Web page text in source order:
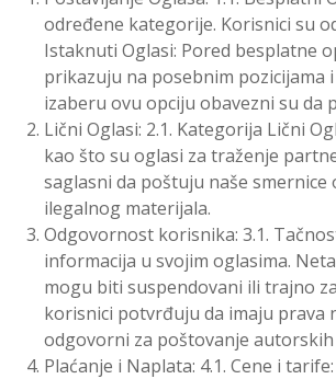
određene kategorije. Korisnici su
Istaknuti Oglasi: Pored besplatne
prikazuju na posebnim pozicijama
izaberu ovu opciju obavezni su da
Lični Oglasi: 2.1. Kategorija Lični
kao što su oglasi za traženje
saglasni da poštuju naše
ilegalnog materijala.
Odgovornost korisnika: 3.1.
informacija u svojim oglasima.
mogu biti suspendovani ili trajno
korisnici potvrđuju da imaju prava
odgovorni za poštovanje
Plaćanje i Naplata: 4.1. Cene i